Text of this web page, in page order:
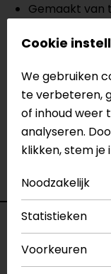
Gemaakt van
Meer
Neem dan
vanonze winkels
Eindhoven,
het product
Naam
Cookie
We gebruiken
te verbeteren,
of inhoud weer
analyseren.
klikken, stem je
Noodzakelijk
Statistieken
Voorkeuren